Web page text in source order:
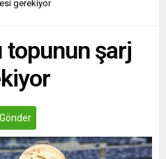
gerekiyor
topunun şarj
Gönder